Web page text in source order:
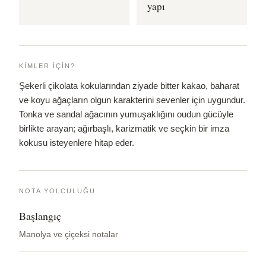
yapı
KIMLER İÇIN?
Şekerli çikolata kokularından ziyade bitter kakao, baharat
ve koyu ağaçların olgun karakterini sevenler için uygundur.
Tonka ve sandal ağacının yumuşaklığını oudun gücüyle
birlikte arayan; ağırbaşlı, karizmatik ve seçkin bir imza
kokusu isteyenlere hitap eder.
NOTA YOLCULUĞU
Başlangıç
Manolya ve çiçeksi notalar